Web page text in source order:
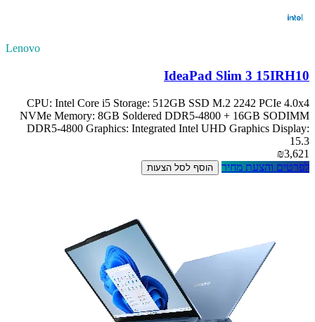
Lenovo
IdeaPad Slim 3 15IRH10
CPU: Intel Core i5 Storage: 512GB SSD M.2 2242 PCIe 4.0x4
NVMe Memory: 8GB Soldered DDR5-4800 + 16GB SODIMM
DDR5-4800 Graphics: Integrated Intel UHD Graphics Display:
15.3
₪3,621
לפרטים והצעת מחיר
הוסף לסל הצעות